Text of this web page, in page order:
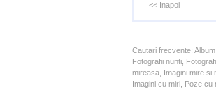
<< Inapoi
Cautari frecvente:
Fotografii nunti,
mireasa, Imagini mire si
Imagini cu miri, Poze cu